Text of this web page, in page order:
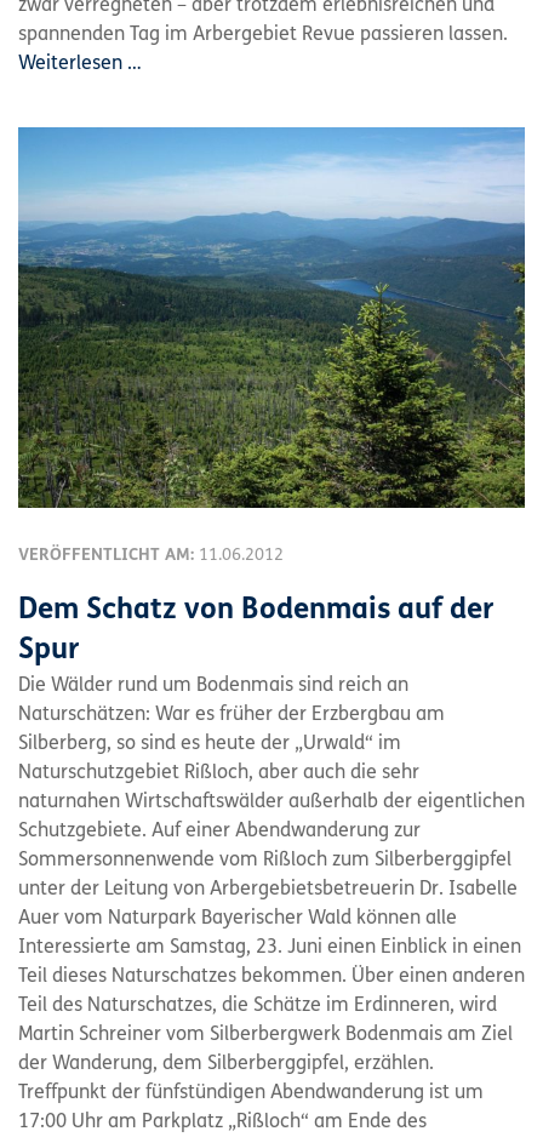
zwar verregneten – aber trotzdem erlebnisreichen und
spannenden Tag im Arbergebiet Revue passieren lassen.
Weiterlesen …
VERÖFFENTLICHT AM: 11.06.2012
Dem Schatz von Bodenmais auf der
Spur
Die Wälder rund um Bodenmais sind reich an
Naturschätzen: War es früher der Erzbergbau am
Silberberg, so sind es heute der „Urwald“ im
Naturschutzgebiet Rißloch, aber auch die sehr
naturnahen Wirtschaftswälder außerhalb der eigentlichen
Schutzgebiete. Auf einer Abendwanderung zur
Sommersonnenwende vom Rißloch zum Silberberggipfel
unter der Leitung von Arbergebietsbetreuerin Dr. Isabelle
Auer vom Naturpark Bayerischer Wald können alle
Interessierte am Samstag, 23. Juni einen Einblick in einen
Teil dieses Naturschatzes bekommen. Über einen anderen
Teil des Naturschatzes, die Schätze im Erdinneren, wird
Martin Schreiner vom Silberbergwerk Bodenmais am Ziel
der Wanderung, dem Silberberggipfel, erzählen.
Treffpunkt der fünfstündigen Abendwanderung ist um
17:00 Uhr am Parkplatz „Rißloch“ am Ende des